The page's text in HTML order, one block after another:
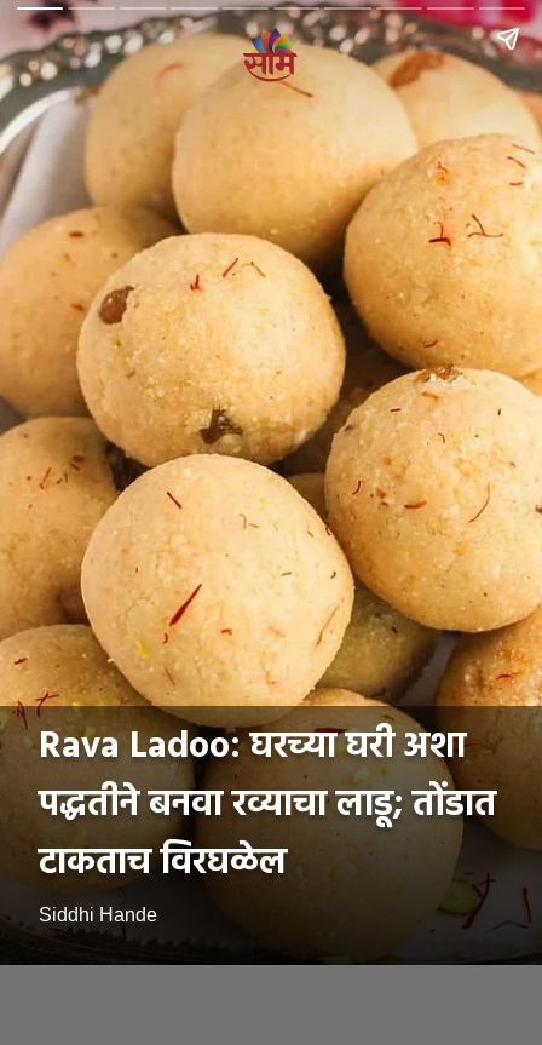
Rava Ladoo: घरच्या घरी अशा
पद्धतीने बनवा रव्याचा लाडू; तोंडात
टाकताच विरघळेल
Siddhi Hande